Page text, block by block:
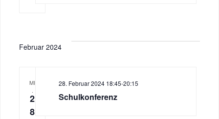
Februar 2024
MI
2
8
Schulkonferenz
28. Februar 2024 18:45-20:15